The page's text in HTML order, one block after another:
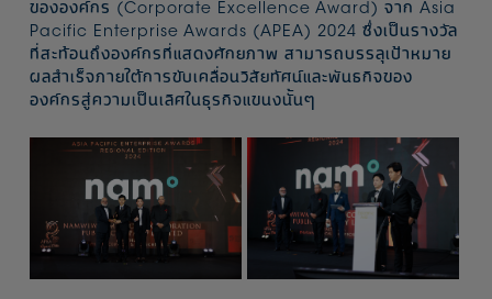
ขององค์กร (Corporate Excellence Award) จาก Asia
Pacific Enterprise Awards (APEA) 2024 ซึ่งเป็นรางวัล
ที่สะท้อนถึงองค์กรที่แสดงศักยภาพ สามารถบรรลุเป้าหมาย
ผลสำเร็จภายใต้การขับเคลื่อนวิสัยทัศน์และพันธกิจของ
องค์กรสู่ความเป็นเลิศในธุรกิจแขนงนั้นๆ